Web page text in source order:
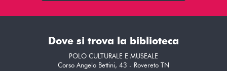
Dove si trova la biblioteca
POLO CULTURALE E MUSEALE
Corso Angelo Bettini, 43 - Rovereto TN